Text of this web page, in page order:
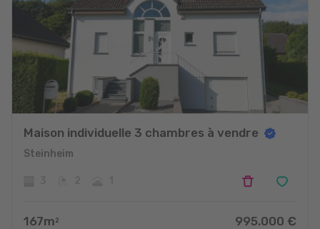
Maison individuelle 3 chambres à vendre
Steinheim
167m 2 995.000 €